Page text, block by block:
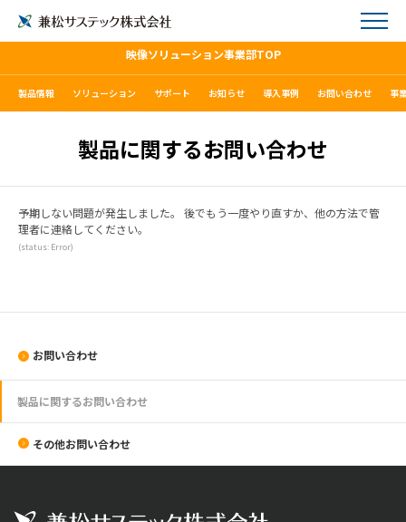
映像ソリューション事業部TOP
製品情報 ソリューション サポート お知らせ 導入事例 お問い合わせ 事
製品に関するお問い合わせ
予期しない問題が発生しました。 後でもう一度やり直すか、他の方法で管
理者に連絡してください。
(status: Error)
お問い合わせ
製品に関するお問い合わせ
その他お問い合わせ